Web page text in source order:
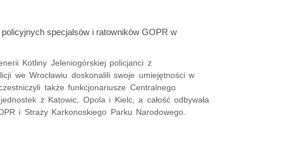
specjalsów i ratowników GOPR w
Kotliny Jeleniogórskiej policjanci z
we Wrocławiu doskonalili swoje umiejętności w
także funkcjonariusze Centralnego
z Katowic, Opola i Kielc, a całość odbywała
i Straży Karkonoskiego Parku Narodowego.